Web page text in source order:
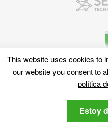
This website uses cookies to
our website you consent to
política
Estoy